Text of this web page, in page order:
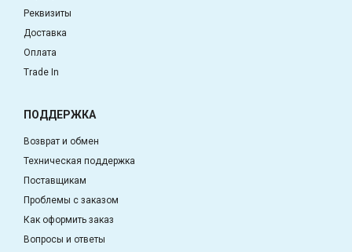
Реквизиты
Доставка
Оплата
Trade In
ПОДДЕРЖКА
Возврат и обмен
Техническая поддержка
Поставщикам
Проблемы с заказом
Как оформить заказ
Вопросы и ответы